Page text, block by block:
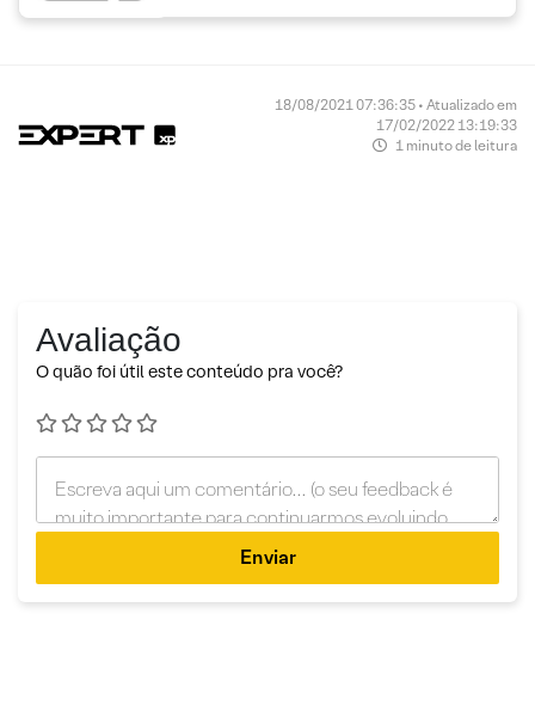
18/08/2021 07:36:35 • Atualizado em
17/02/2022 13:19:33
1 minuto de leitura
Avaliação
O quão foi útil este conteúdo pra você?
Enviar